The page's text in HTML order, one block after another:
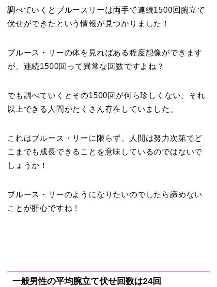
調べていくとブルースリーは両手で連続1500回腕立て
伏せができたという情報が見つかりました！
ブルース・リーの体を見ればある程度想像ができます
が、連続1500回って異常な回数ですよね？
でも調べていくとその1500回が何ら珍しくない、それ
以上できる人間がたくさん存在していました。
これはブルース・リーに限らず、人間は努力次第でど
こまでも成長できることを意味しているのではないで
しょうか！
ブルース・リーのようになりたいのでしたら諦めない
ことが肝心ですね！
一般男性の平均腕立て伏せ回数は24回